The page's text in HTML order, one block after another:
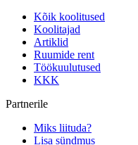
Kõik koolitused
Koolitajad
Artiklid
Ruumide rent
Töökuulutused
KKK
Partnerile
Miks liituda?
Lisa sündmus